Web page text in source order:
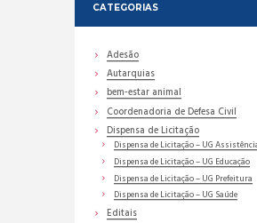
CATEGORIAS
Adesão
Autarquias
bem-estar animal
Coordenadoria de Defesa Civil
Dispensa de Licitação
Dispensa de Licitação – UG
Dispensa de Licitação – UG Educação
Dispensa de Licitação – UG Prefeitura
Dispensa de Licitação – UG Saúde
Editais